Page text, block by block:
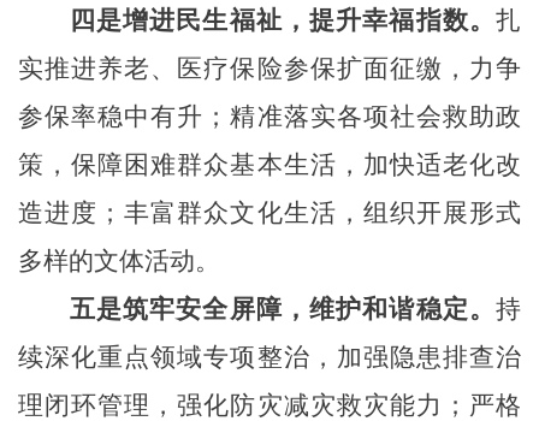
四是增进民生福祉，提升幸福指数。 扎
实推进养老、医疗保险参保扩面征缴，力争
参保率稳中有升；精准落实各项社会救助政
策，保障困难群众基本生活，加快适老化改
造进度；丰富群众文化生活，组织开展形式
多样的文体活动。
五是筑牢安全屏障，维护和谐稳定。 持
续深化重点领域专项整治，加强隐患排查治
理闭环管理，强化防灾减灾救灾能力；严格